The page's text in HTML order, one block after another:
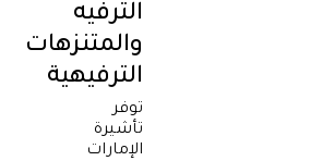
الترفيه
والمتنزهات
الترفيهية
توفر
تأشيرة
الإمارات